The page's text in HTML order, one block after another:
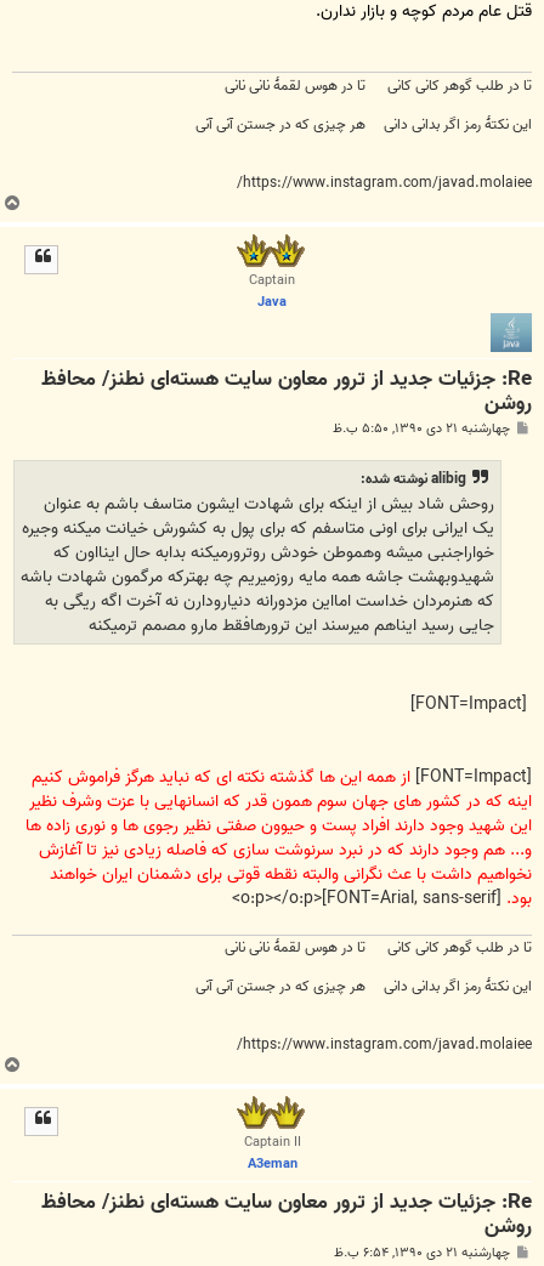
قتل عام مردم کوچه و بازار ندارن.
تا در طلب گوهر کانی کانی تا در هوس لقمهٔ نانی نانی
این نکتهٔ رمز اگر بدانی دانی هر چیزی که در جستن آنی آنی
https://www.instagram.com/javad.molaiee/
ب
ا
Captain
Java
Re: جزئیات جدید از ترور معاون سایت هسته‌ای نطنز/ محافظ
روشن
پ چهارشنبه ۲۱ دی ۱۳۹۰, ۵:۵۰ ب.ظ
alibig نوشته شده:
روحش شاد بیش از اینکه برای شهادت ایشون متاسف باشم به عنوان
یک ایرانی برای اونی متاسفم که برای پول به کشورش خیانت میکنه وجیره
خواراجنبی میشه وهموطن خودش روترورمیکنه بدابه حال اینااون که
شهیدوبهشت جاشه همه مایه روزمیریم چه بهترکه مرگمون شهادت باشه
که هنرمردان خداست امااین مزدورانه دنیارودارن نه آخرت اگه ریگی به
جایی رسید ایناهم میرسند این ترورهافقط مارو مصمم ترمیکنه
از همه این ها گذشته نکته ای که نباید هرگز فراموش کنیم
اینه که در کشور های جهان سوم همون قدر که انسانهایی با عزت وشرف نظیر
این شهید وجود دارند افراد پست و حیوون صفتی نظیر رجوی ها و نوری زاده ها
و... هم وجود دارند که در نبرد سرنوشت سازی که فاصله زیادی نیز تا آغازش
نخواهیم داشت با عث نگرانی والبته نقطه قوتی برای دشمنان ایران خواهند
بود.[FONT=Arial, sans-serif]<o:p></o:p>
تا در طلب گوهر کانی کانی تا در هوس لقمهٔ نانی نانی
این نکتهٔ رمز اگر بدانی دانی هر چیزی که در جستن آنی آنی
https://www.instagram.com/javad.molaiee/
ب
ا
Captain II
A3eman
Re: جزئیات جدید از ترور معاون سایت هسته‌ای نطنز/ محافظ
روشن
پ چهارشنبه ۲۱ دی ۱۳۹۰, ۶:۵۴ ب.ظ